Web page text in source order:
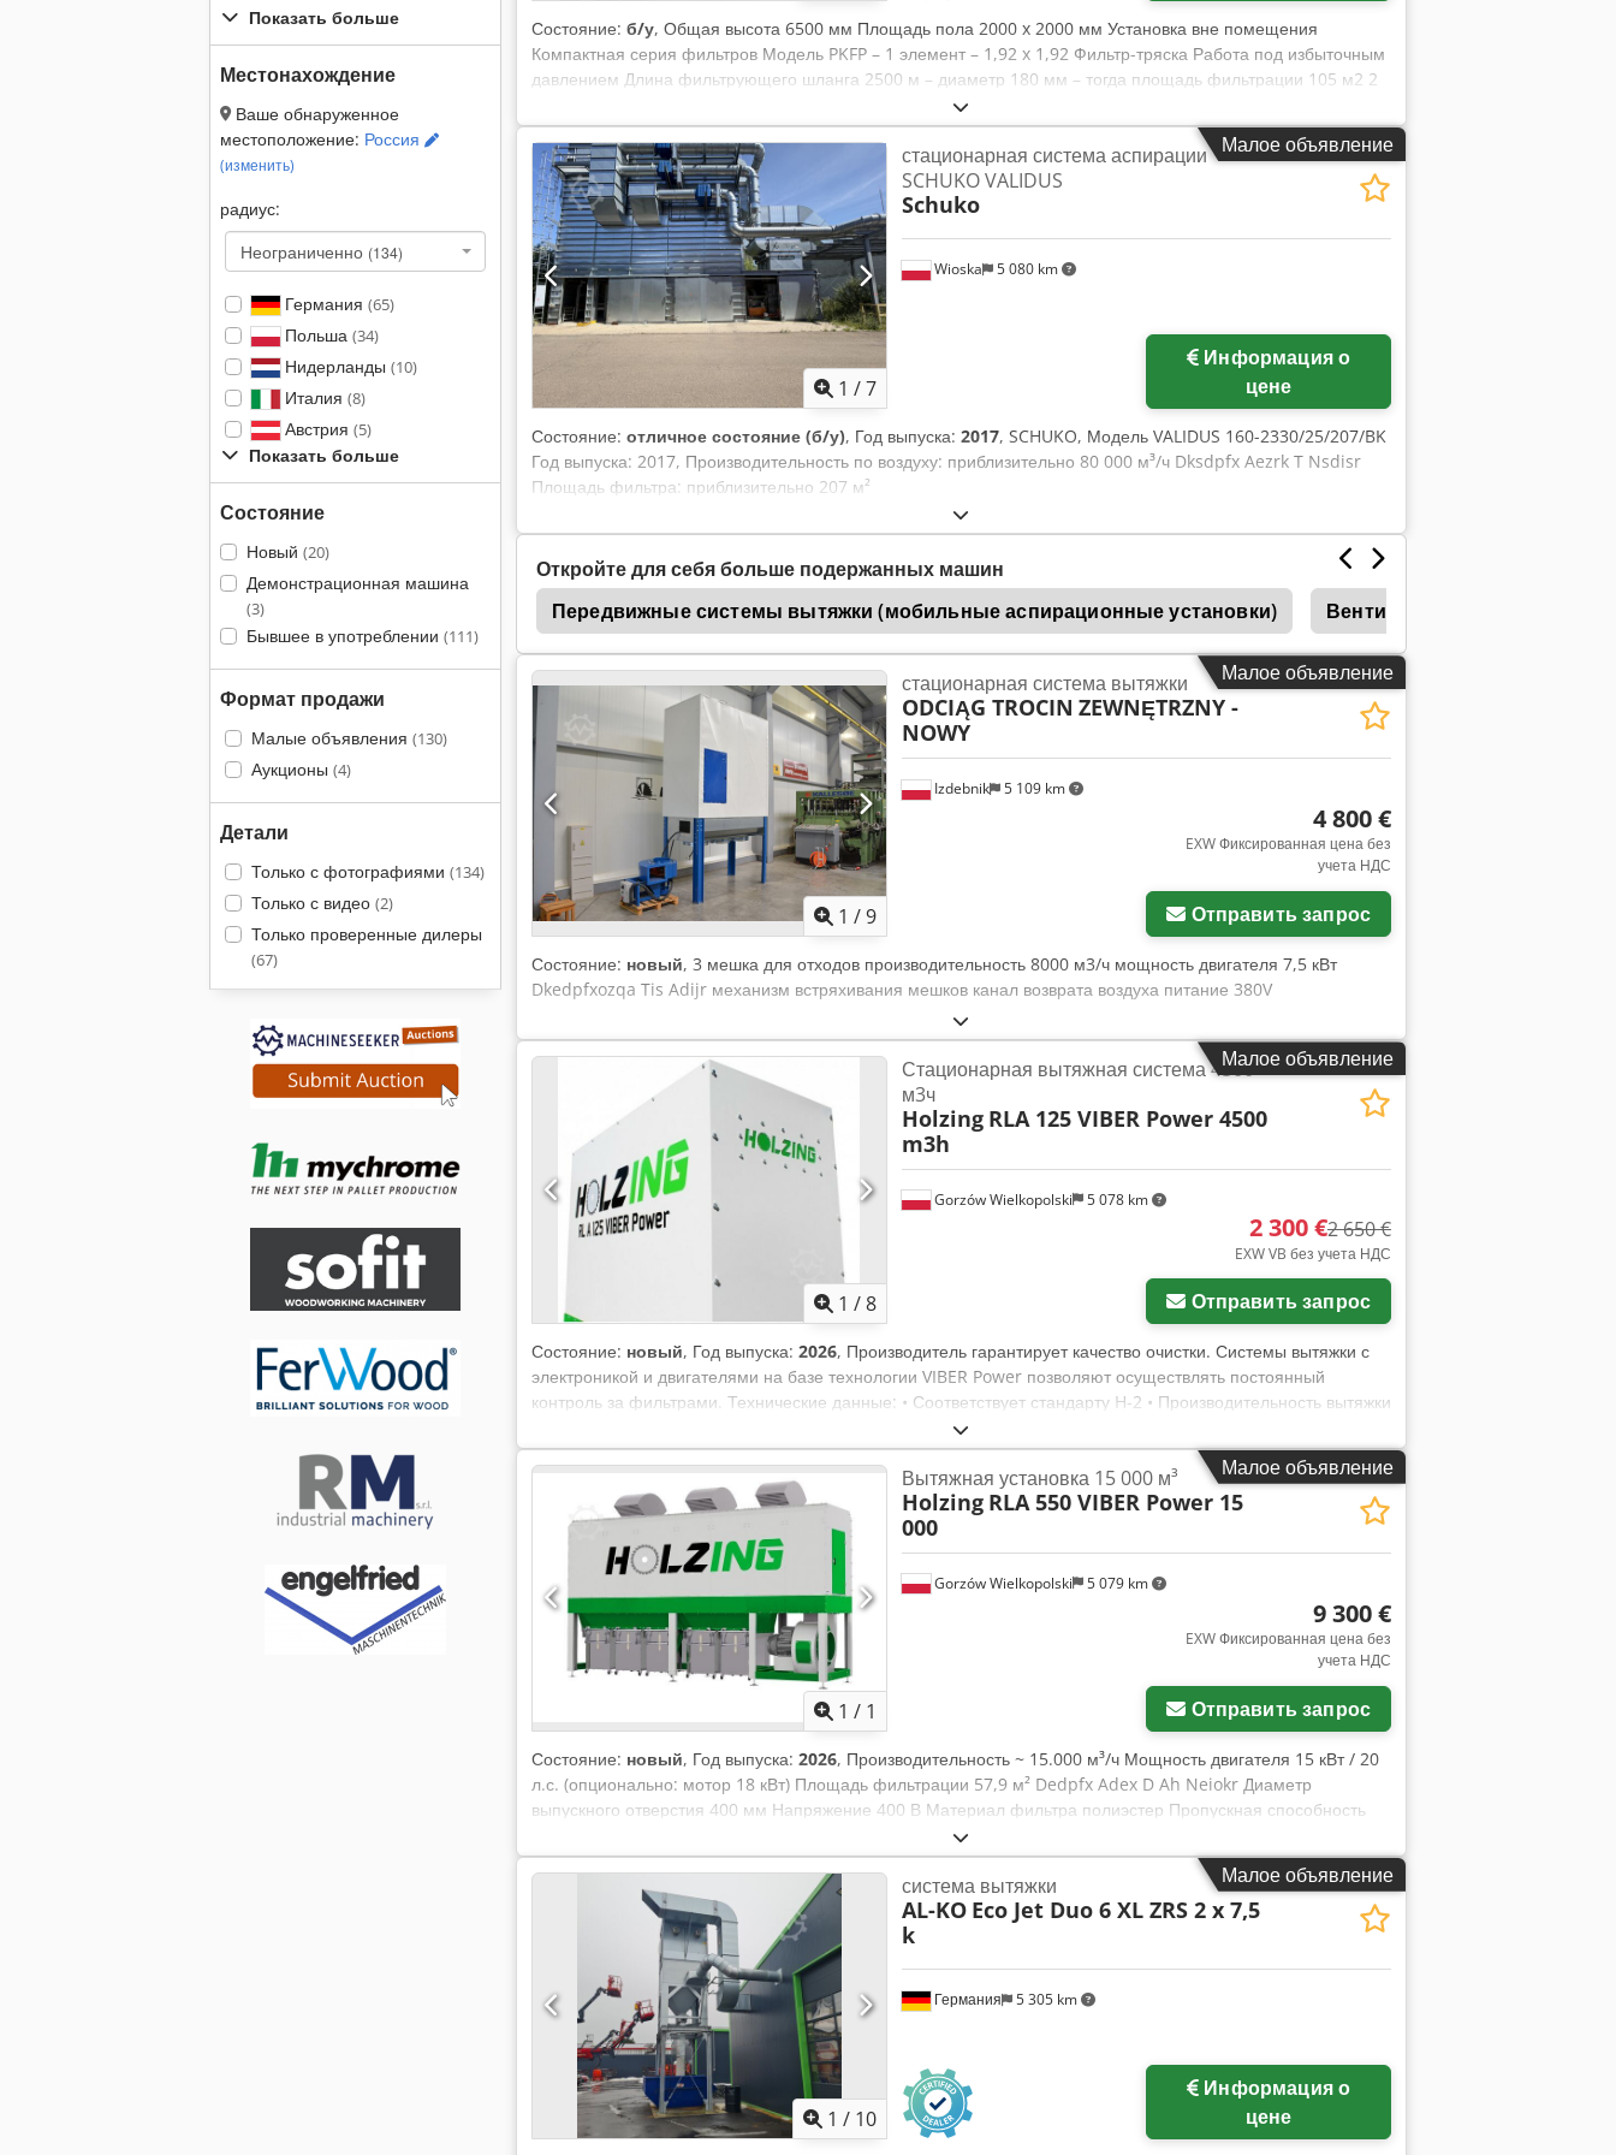
Показать больше
Местонахождение
Ваше обнаруженное
местоположение: Россия
(изменить)
радиус:
Неограниченно (134)
Германия (65)
Польша (34)
Нидерланды (10)
Италия (8)
Австрия (5)
Показать больше
Состояние
Новый (20)
Демонстрационная машина
(3)
Бывшее в употреблении (111)
Формат продажи
Малые объявления (130)
Аукционы (4)
Детали
Только с фотографиями (134)
Только с видео (2)
Только проверенные дилеры
(67)
Состояние: б/у, Общая высота 6500 мм Площадь пола 2000 x 2000 мм Установка вне помещения
Компактная серия фильтров Модель PKFP – 1 элемент – 1,92 x 1,92 Фильтр-тряска Работа под избыточным
давлением Длина фильтрующего шланга 2500 м – диаметр 180 мм – тогда площадь фильтрации 105 м2 2
вентилятора неочищенного воздуха – 2 трубы (диаметр 300 мм) 1 вентилятор KT 300, мощность 15 кВт
6361 м³/ч, построен в 1999 г. 1 вентилятор S 25 / 300, мощность 7,5 кВт 7400 м³/ч, построен в 1993 г. 1
транспортный вентилятор 6,1 кВт, мощность 57 м³/мин, построен в 1996 г. Всего прибл. Объемный расход
14 000 м3/ч. Брикетировочный пресс Höcker Polytechnik типа BrikStar C 3 - 12 . 1225 Двигатель 3,0 кВт
Диаметр брикета 65 мм Выход круглого брикета прибл. 40-45 кг/ч в зависимости от удельного веса
материала Место хранения: Наттхайм Dksdpfx Adsvviytjijr
Малое объявление
1 /7
Wioska 5 080 km
стационарная система аспирации
SCHUKO VALIDUS
Schuko
цене
Состояние: отличное состояние (б/у), Год выпуска: 2017, SCHUKO, Модель VALIDUS 160-2330/25/207/BK
Год выпуска: 2017, Производительность по воздуху: приблизительно 80 000 м³/ч Dksdpfx Aezrk T Nsdisr
Площадь фильтра: приблизительно 207 м²
Откройте для себя больше подержанных машин
Передвижные системы вытяжки (мобильные аспирационные установки)
Вентиляторы
Малое объявление
1 /9
Izdebnik 5 109 km
стационарная система вытяжки
ODCIĄG TROCIN ZEWNĘTRZNY -
NOWY
4 800 €
EXW Фиксированная цена без
учета НДС
Отправить запрос
Состояние: новый, 3 мешка для отходов производительность 8000 м3/ч мощность двигателя 7,5 кВт
Dkedpfxozqa Tis Adijr механизм встряхивания мешков канал возврата воздуха питание 380V
Малое объявление
1 /8
Gorzów Wielkopolski 5 078 km
Стационарная вытяжная система 4500
м3ч
Holzing RLA 125 VIBER Power 4500
m3h
2 300 €2 650 €
EXW VB без учета НДС
Отправить запрос
Состояние: новый, Год выпуска: 2026, Производитель гарантирует качество очистки. Системы вытяжки с
электроникой и двигателями на базе технологии VIBER Power позволяют осуществлять постоянный
контроль за фильтрами. Технические данные: • Соответствует стандарту H-2 • Производительность вытяжки
~ 4500 м3/ч • Мощность двигателя 3,0 кВт • Скорость 3000 мин-1 • Напряжение 400 В, 50 Гц • Вытяжное
соединение 200 мм • Фильтрующий материал полиэстер, 5 мкм • Площадь фильтра 8,8 м2 • Скорость 28 м/
сек. • Количество фильтров 18 • Размеры 752 x 1502 x 2144 мм • Вес 180 кг. • Категория фильтров G •
Фильтрующий материал полиэстер • Громкость 80 дБ без подключения, 65 дБ при подключении к машине
через трубу Dkjdpfx Adegyfmaeior Объем поставки: полиэфирный фильтр, 5 микрометров 2 контейнера
шасси Очистка фильтра вибрационной системой с контролем огнетушитель + 850 евро для моделей с
огнетушителем (Safe System)
Малое объявление
1 / 1
Gorzów Wielkopolski 5 079 km
Вытяжная установка 15 000 м³
Holzing RLA 550 VIBER Power 15
000
9 300 €
EXW Фиксированная цена без
учета НДС
Отправить запрос
Состояние: новый, Год выпуска: 2026, Производительность ~ 15.000 м³/ч Мощность двигателя 15 кВт / 20
л.с. (опционально: мотор 18 кВт) Площадь фильтрации 57,9 м² Dedpfx Adex D Ah Neiokr Диаметр
выпускного отверстия 400 мм Напряжение 400 В Материал фильтра полиэстер Пропускная способность
фильтра 3 микрона Размеры фильтра Ø 152 x 1120 мм Количество фильтров 108 Габариты (Д x Ш x В)
4147,5 x 1129 x 2480 мм Вес 870 кг Комплект поставки: Полиэстеровый фильтр, 3 микрона 5 контейнеров 3
воздуховода Очистка фильтра вибрационной системой с управлением Автоматическая система
вибрационной очистки фильтра обеспечивает непрерывный контроль работы фильтра во время перерывов
и в рабочем режиме. Используемые фильтры относятся к фильтрационному классу «G» и обеспечивают
очистку воздуха до 0,2 мг/м³/ч (H₂).
Малое объявление
1 / 10
Германия 5 305 km
система вытяжки
AL-KO Eco Jet Duo 6 XL ZRS 2 x 7,5
k
цене